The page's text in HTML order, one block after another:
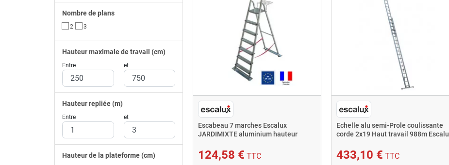
Nombre de plans
2 3
Hauteur maximale de travail (cm)
Entre et
Hauteur repliée (m)
Entre et
Hauteur de la plateforme (cm)
Escabeau 7 marches Escalux
JARDIMIXTE aluminium hauteur
124,58 € TTC
Echelle alu semi-Prole coulissante
corde 2x19 Haut travail 988m Escalu
433,10 € TTC